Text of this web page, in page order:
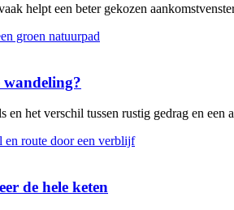
helpt een beter gekozen
wandeling?
het verschil tussen rustig gedrag en een
de hele keten